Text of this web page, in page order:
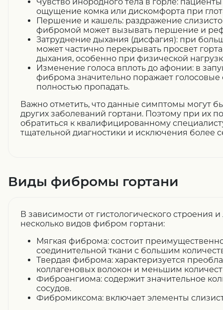
ощущение комка или дискомфорта при
Першение и кашель: раздражение
фибромой может вызывать першение и
Затруднение дыхания (дисфагия): при
может частично перекрывать просвет
дыхания, особенно при физической
Изменение голоса вплоть до афонии: в
фиброма значительно поражает голосовые
полностью пропадать.
Важно отметить, что данные симптомы могут
других заболеваний гортани. Поэтому при их
обратиться к квалифицированному
тщательной диагностики и исключения более
Виды фибромы гортани
В зависимости от гистологического строения
несколько видов фибром гортани:
Мягкая фиброма: состоит
соединительной ткани с большим
Твердая фиброма: характеризуется
коллагеновых волокон и меньшим
Фиброангиома: содержит значительное
сосудов.
Фибромиксома: включает элементы